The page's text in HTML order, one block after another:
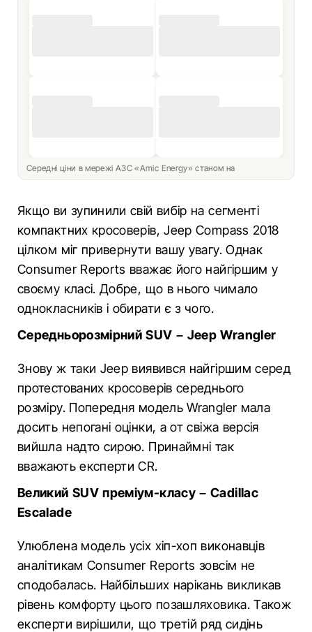
Середні ціни в мережі АЗС «Amic Energy» станом на
Якщо ви зупинили свій вибір на сегменті
компактних кросоверів, Jeep Compass 2018
цілком міг привернути вашу увагу. Однак
Consumer Reports вважає його найгіршим у
своєму класі. Добре, що в нього чимало
однокласників і обирати є з чого.
Середньорозмірний SUV – Jeep Wrangler
Знову ж таки Jeep виявився найгіршим серед
протестованих кросоверів середнього
розміру. Попередня модель Wrangler мала
досить непогані оцінки, а от свіжа версія
вийшла надто сирою. Принаймні так
вважають експерти CR.
Великий SUV преміум-класу – Cadillac
Escalade
Улюблена модель усіх хіп-хоп виконавців
аналітикам Consumer Reports зовсім не
сподобалась. Найбільших нарікань викликав
рівень комфорту цього позашляховика. Також
експерти вирішили, що третій ряд сидінь